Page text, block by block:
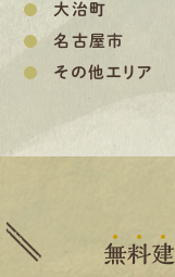
大治町
名古屋市
その他エリア
無料建